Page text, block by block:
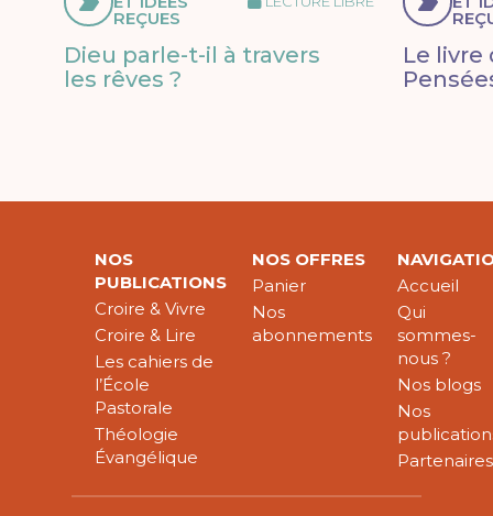
REÇUES
Dieu parle-t-il à travers
les rêves ?
Le livre
NOS
PUBLICATIONS
Croire & Vivre
Croire & Lire
Les cahiers de
l’École
Pastorale
Théologie
Évangélique
NOS OFFRES
Panier
Nos
abonnements
Accueil
Qui
sommes-
nous ?
Nos blogs
Nos
Partenaires